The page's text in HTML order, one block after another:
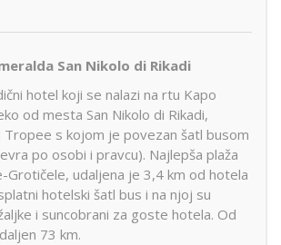
San Nikolo di Rikadi
hotel koji se nalazi na rtu Kapo
od mesta San Nikolo di Rikadi,
Tropee s kojom je povezan šatl busom
po osobi i pravcu). Najlepša plaža
Grotičele, udaljena je 3,4 km od hotela
hotelski šatl bus i na njoj su
i suncobrani za goste hotela. Od
73 km.